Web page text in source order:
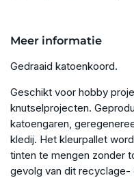
Meer informatie
Gedraaid katoenkoord.
Geschikt voor hobby
knutselprojecten.
katoengaren,
kledij. Het kleurpallet
tinten te mengen zonder
gevolg van dit